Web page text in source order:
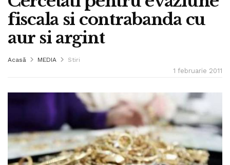
fiscala si contrabanda cu
aur si argint
Acasă MEDIA Stiri
1 februarie 2011